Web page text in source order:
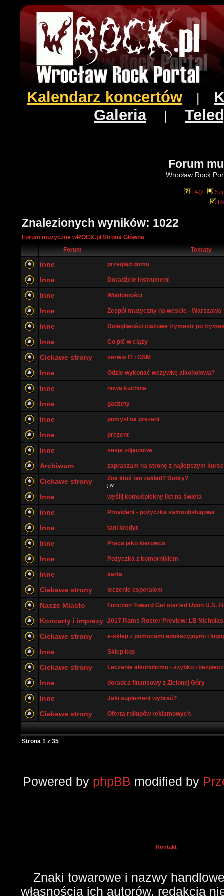
Kalendarz koncertów
Galeria|
Forum
Wrocław Rock
FAQ
Znalezionych wyników: 1022
Forum muzyczne wROCK.pl Strona Główna
Forum
Tematy
Inne przegląd domu
Inne Doradźcie instrument
Inne Wiadomości
Inne Zespół muzyczny na wesele - Warszawa
Inne Dolegliwości ciążowe trymestr po
Inne Co pić w ciąży
Ciekawe strony serwis IT i GSM
Inne Gdzie wykonać wszywkę alkoholowa?
Inne nowa kuchnia
Inne gadżety
Inne pomysł na prezent
Inne prezent
Inne sesje zdjęciowe
Archiwum zapraszam na stronę z najlepszym
Ciekawe strony Zna ktoś ten zakład? Dobry?
j.w.
Inne wyślij komuśpiekny list na świeta
Inne Provident - pożyczka samoobsługowa
Inne tani kredyt
Inne Praca jako kierowca
Inne Pożyczka z komornikiem
Inne karta
Ciekawe strony leczenie esperalem
Nasze Miasto Function Toward Get started Upon U.S.
Koncerty i imprezy 2017 Rams Roster Preview: LB
Ciekawe strony e-sklep z pomocami edukacyjnymi i
Inne Sklep kqs
Ciekawe strony Leczenie alkoholizmu - szybko i
Inne doradca finansowy z Zielonej Góry
Inne Jaki suplement wybrać?
Ciekawe strony Oferta rollupów reklamowych
Strona 1 z 35
Powered by phpBB modified by
Kontakt
Znaki towarowe i nazwy
własnością ich autorów, redakcja